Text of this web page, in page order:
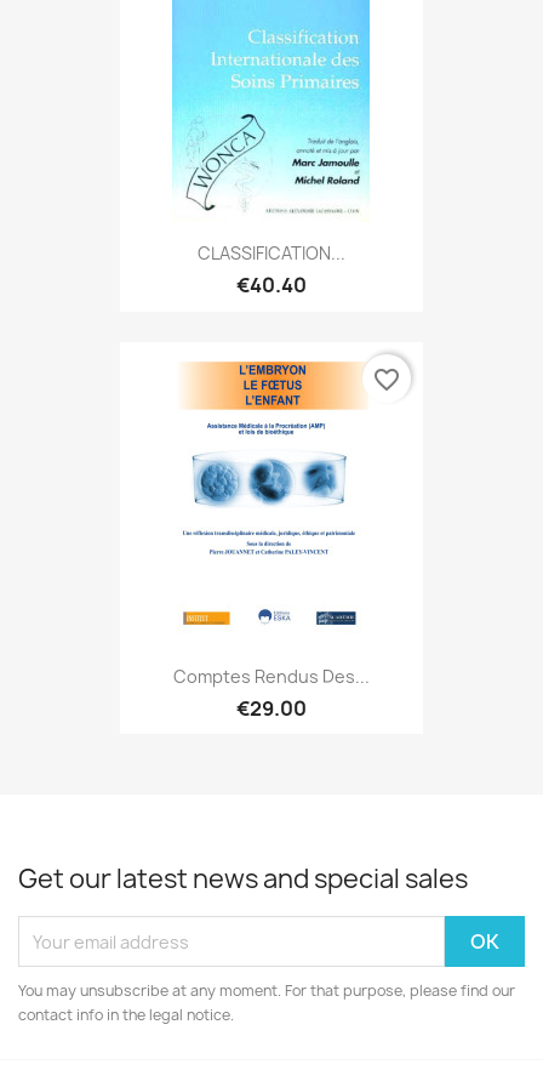
CLASSIFICATION...
€40.40
Comptes Rendus Des...
€29.00
favorite_border
Get our latest news and special sales
You may unsubscribe at any moment. For that purpose, please find our
contact info in the legal notice.